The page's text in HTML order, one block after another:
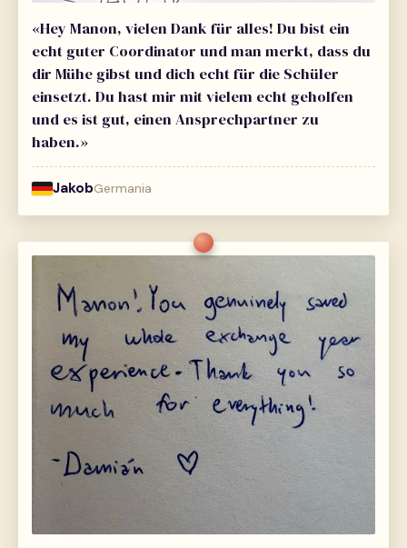
«Hey Manon, vielen Dank für alles! Du bist ein
echt guter Coordinator und man merkt, dass du
dir Mühe gibst und dich echt für die Schüler
einsetzt. Du hast mir mit vielem echt geholfen
und es ist gut, einen Ansprechpartner zu
haben.»
JakobGermania